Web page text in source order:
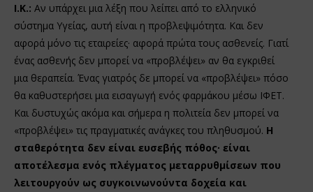
Ι.Κ.: Αν υπάρχει μια λέξη που λείπει από το ελληνικό
σύστημα Υγείας, αυτή είναι η προβλεψιμότητα. Και δεν
αφορά μόνο τις εταιρείες· αφορά πρώτα τους ασθενείς. Γιατί
ένας ασθενής δεν μπορεί να «προβλέψει» αν θα εγκριθεί
μια θεραπεία. Ένας γιατρός δε μπορεί να «προβλέψει» πόσο
θα καθυστερήσει μια εισαγωγή ενός φαρμάκου μέσω ΙΦΕΤ.
Και δυστυχώς ακόμα και σήμερα η πολιτεία δεν μπορεί να
«προβλέψει» τις πραγματικές ανάγκες του πληθυσμού. Η
σταθερότητα δεν είναι ευσεβής πόθος∙ είναι
αποτέλεσμα ενός πλέγματος μεταρρυθμίσεων που
λειτουργούν ως συγκοινωνούντα δοχεία και